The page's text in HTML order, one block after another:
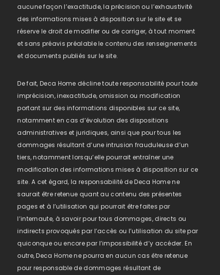
aucune façon l’exactitude, la précision ou l’exhaustivité
des informations mises à disposition sur le site et se
réserve le droit de modifier ou de corriger, à tout moment
et sans préavis préalable le contenu des renseignements
et documents publiés sur le site.
De fait, Deca Home décline toute responsabilité pour toute
imprécision, inexactitude, omission ou modification
portant sur des informations disponibles sur ce site,
notamment en cas d’évolution des dispositions
administratives et juridiques, ainsi que pour tous les
dommages résultant d’une intrusion frauduleuse d’un
tiers, notamment lorsqu’elle pourrait entraîner une
modification des informations mises à disposition sur ce
site. A cet égard, la responsabilité de Deca Home ne
saurait être retenue quant au contenu des présentes
pages et à l’utilisation qui pourrait être faites par
l’internaute, à savoir pour tous dommages, directs ou
indirects provoqués par l’accès ou l’utilisation du site par
quiconque ou encore par l’impossibilité d’y accéder. En
outre, Deca Home ne pourra en aucun cas être retenue
pour responsable de dommages résultant de